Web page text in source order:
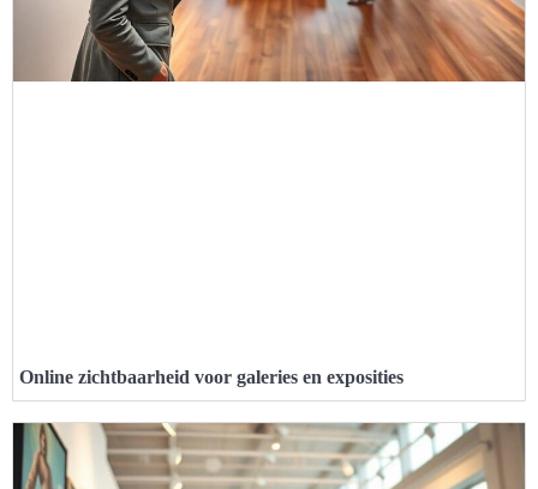
Online zichtbaarheid voor galeries en exposities